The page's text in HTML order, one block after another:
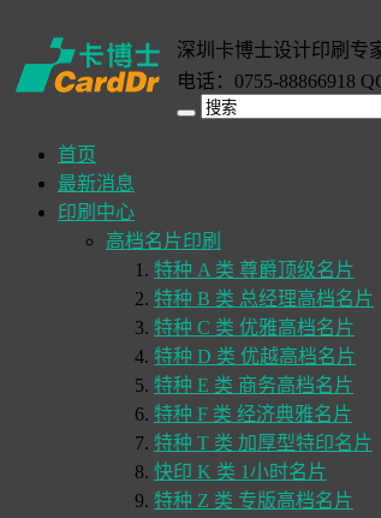
深圳卡博士设计印刷专
电话：0755-88866918
首页
最新消息
印刷中心
高档名片印刷
特种 A 类 尊爵顶级名片
特种 B 类 总经理高档名片
特种 C 类 优雅高档名片
特种 D 类 优越高档名片
特种 E 类 商务高档名片
特种 F 类 经济典雅名片
特种 T 类 加厚型特印名片
快印 K 类 1小时名片
特种 Z 类 专版高档名片